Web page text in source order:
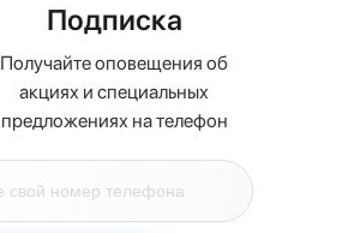
Подписка
Получайте оповещения об
акциях и специальных
предложениях на телефон